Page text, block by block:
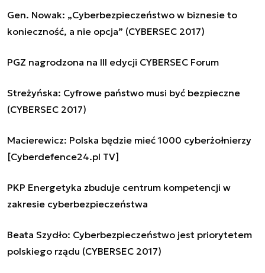
Gen. Nowak: „Cyberbezpieczeństwo w biznesie to
konieczność, a nie opcja” (CYBERSEC 2017)
PGZ nagrodzona na III edycji CYBERSEC Forum
Streżyńska: Cyfrowe państwo musi być bezpieczne
(CYBERSEC 2017)
Macierewicz: Polska będzie mieć 1000 cyberżołnierzy
[Cyberdefence24.pl TV]
PKP Energetyka zbuduje centrum kompetencji w
zakresie cyberbezpieczeństwa
Beata Szydło: Cyberbezpieczeństwo jest priorytetem
polskiego rządu (CYBERSEC 2017)